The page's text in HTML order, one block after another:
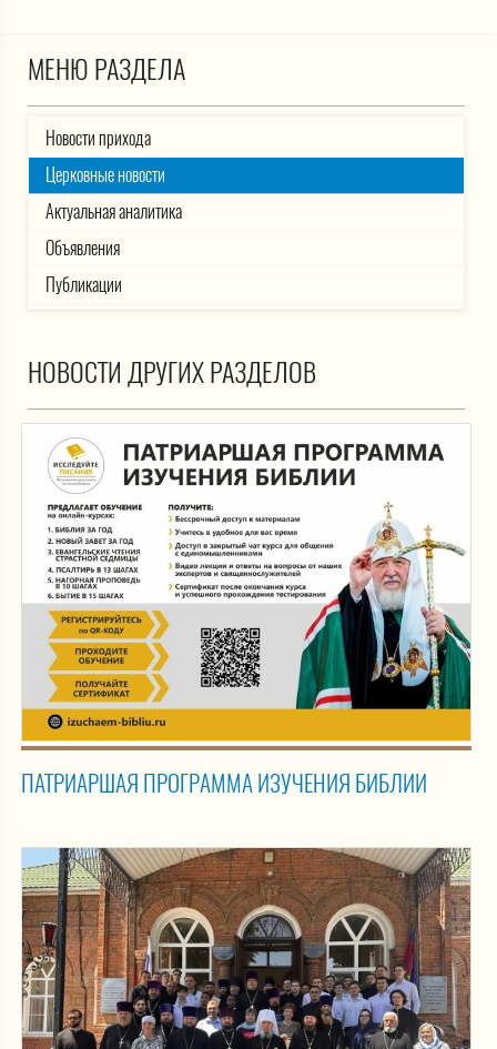
МЕНЮ РАЗДЕЛА
Новости прихода
Церковные новости
Актуальная аналитика
Объявления
Публикации
НОВОСТИ ДРУГИХ РАЗДЕЛОВ
ПАТРИАРШАЯ ПРОГРАММА ИЗУЧЕНИЯ БИБЛИИ